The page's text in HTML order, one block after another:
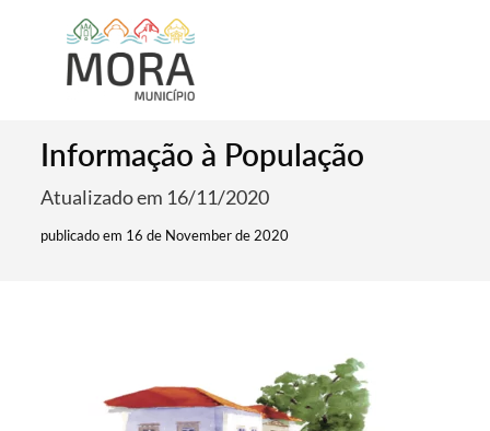
Informação à População
Atualizado em 16/11/2020
publicado em 16 de November de 2020